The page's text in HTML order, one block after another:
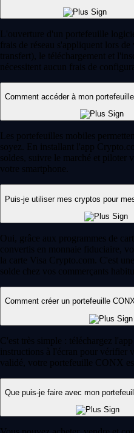
L'ouverture d'un portefeuille
frais de réseau s'appliquent lors de
transfert), le téléchargement et
nécessitent aucun frais de
Comment accéder à mon
Les portefeuilles mobiles
soyez. En installant l'app
soldes, suivre le marché et piloter
votre smartphone.
Puis-je utiliser mes cryptos pour
Oui, grâce aux programmes de
convertis en monnaie fiduciaire,
la carte Visa Crypto.com. C'est
solde chez vos commerçants
Comment créer un portefeuille
C'est très simple : téléchargez
instructions à l'écran pour vérifier
validé, votre portefeuille CONX
Que puis-je faire avec mon